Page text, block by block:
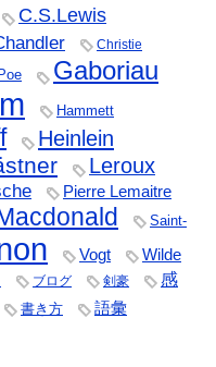
C.S.Lewis
Christie
Gaboriau
Hammett
Heinlein
Leroux
Pierre Lemaitre
Saint-
Vogt Wilde
ブログ 剣豪
感
書き方 語彙